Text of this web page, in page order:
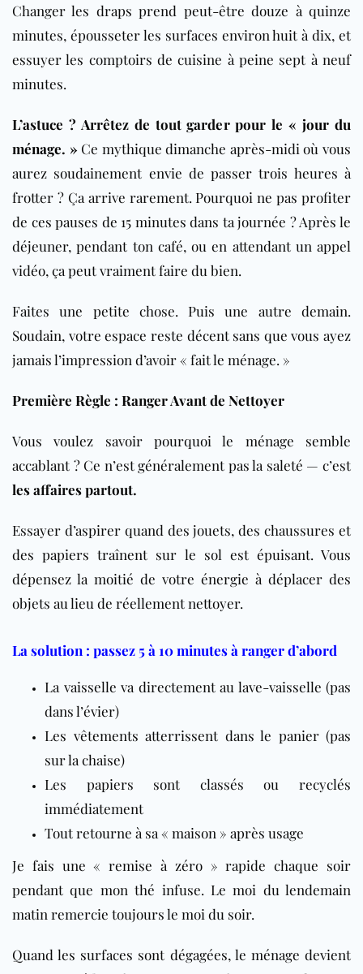
Changer les draps prend peut-être douze à quinze
minutes, épousseter les surfaces environ huit à dix, et
essuyer les comptoirs de cuisine à peine sept à neuf
minutes.
L’astuce ? Arrêtez de tout garder pour le «jour du
ménage. » Ce mythique dimanche après-midi où vous
aurez soudainement envie de passer trois heures à
frotter ? Ça arrive rarement. Pourquoi ne pas profiter
de ces pauses de 15 minutes dans ta journée ? Après le
déjeuner, pendant ton café, ou en attendant un appel
vidéo, ça peut vraiment faire du bien.
Faites une petite chose. Puis une autre demain.
Soudain, votre espace reste décent sans que vous ayez
jamais l’impression d’avoir « fait le ménage. »
Première Règle : Ranger Avant de Nettoyer
Vous voulez savoir pourquoi le ménage semble
accablant ? Ce n’est généralement pas la saleté — c’est
les affaires partout.
Essayer d’aspirer quand des jouets, des chaussures et
des papiers traînent sur le sol est épuisant. Vous
dépensez la moitié de votre énergie à déplacer des
objets au lieu de réellement nettoyer.
La solution : passez 5 à 10 minutes à ranger d’abord
La vaisselle va directement au lave-vaisselle (pas
dans l’évier)
Les vêtements atterrissent dans le panier (pas
sur la chaise)
Les papiers sont classés ou recyclés
immédiatement
Tout retourne à sa « maison » après usage
Je fais une « remise à zéro » rapide chaque soir
pendant que mon thé infuse. Le moi du lendemain
matin remercie toujours le moi du soir.
Quand les surfaces sont dégagées, le ménage devient